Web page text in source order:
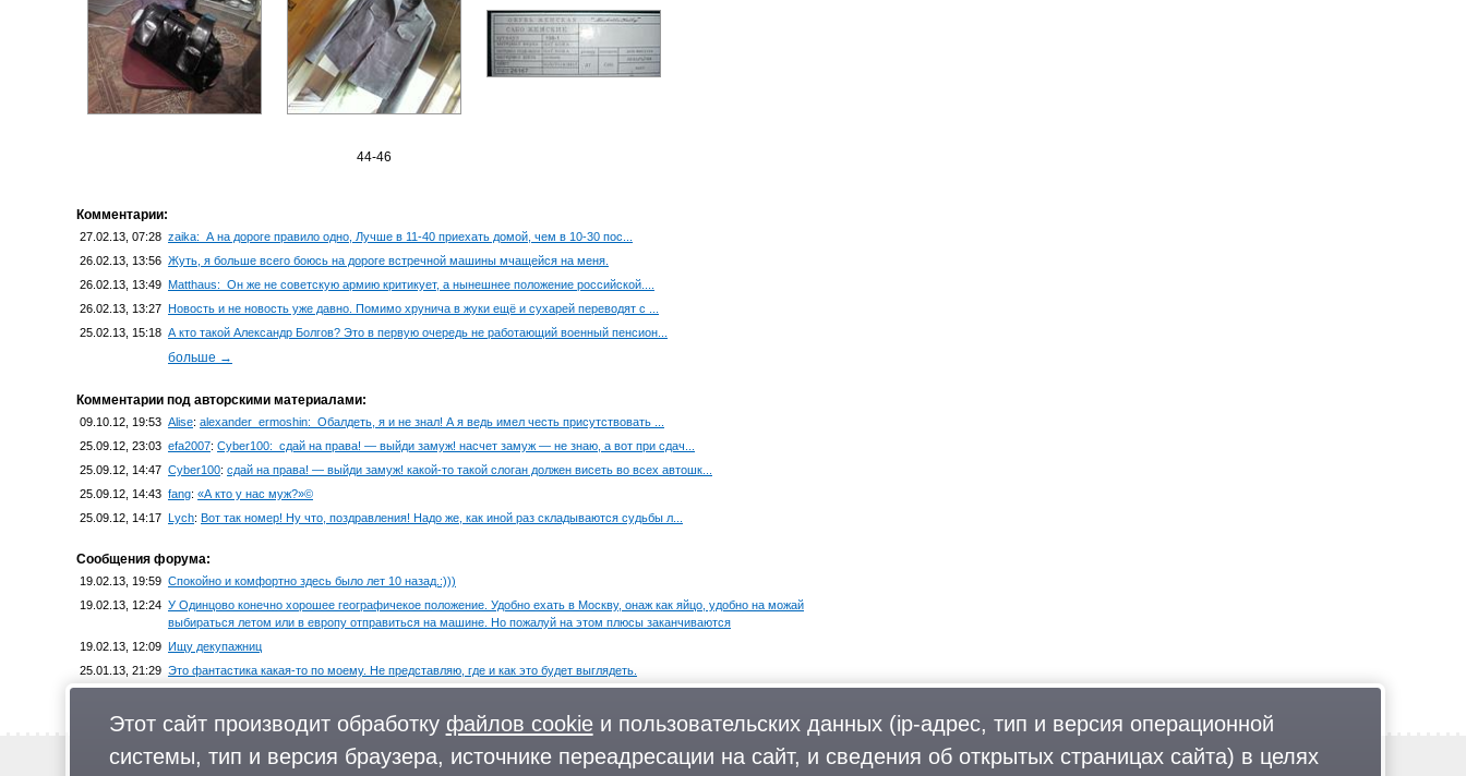
44-46
Комментарии:
27.02.13, 07:28 zaika: А на дороге правило одно, Лучше в 11-40 приехать домой, чем в 10-30 пос...
26.02.13, 13:56 Жуть, я больше всего боюсь на дороге встречной машины мчащейся на меня.
26.02.13, 13:49 Matthaus: Он же не советскую армию критикует, а нынешнее положение российской....
26.02.13, 13:27 Новость и не новость уже давно. Помимо хрунича в жуки ещё и сухарей переводят с ...
25.02.13, 15:18 А кто такой Александр Болгов? Это в первую очередь не работающий военный пенсион...
больше →
Комментарии под авторскими материалами:
09.10.12, 19:53 Alise: alexander_ermoshin: Обалдеть, я и не знал! А я ведь имел честь присутствовать ...
25.09.12, 23:03 efa2007: Cyber100: сдай на права! — выйди замуж! насчет замуж — не знаю, а вот при сдач...
25.09.12, 14:47 Cyber100: сдай на права! — выйди замуж! какой-то такой слоган должен висеть во всех автошк...
25.09.12, 14:43 fang: «А кто у нас муж?»©
25.09.12, 14:17 Lych: Вот так номер! Ну что, поздравления! Надо же, как иной раз складываются судьбы л...
Сообщения форума:
19.02.13, 19:59 Спокойно и комфортно здесь было лет 10 назад.:)))
19.02.13, 12:24 У Одинцово конечно хорошее географичекое положение. Удобно ехать в Москву, онаж как яйцо, удобно на можай
выбираться летом или в европу отправиться на машине. Но пожалуй на этом плюсы заканчиваются
19.02.13, 12:09 Ищу декупажниц
25.01.13, 21:29 Это фантастика какая-то по моему. Не представляю, где и как это будет выглядеть.
больше →
Новости Фото О городском округе Обратная связь
Этот сайт производит обработку файлов cookieи пользовательских данных (ip-адрес, тип и версия операционной
системы, тип и версия браузера, источнике переадресации на сайт, и сведения об открытых страницах сайта) в целях